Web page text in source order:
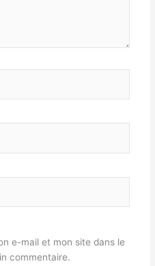
e-mail et mon site dans le
commentaire.